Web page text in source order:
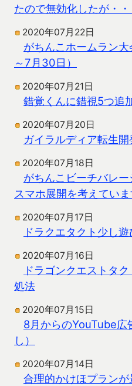
たので無効化したが・・
2020年07月22日
がちんこホームラン
～7月30日）
2020年07月21日
錯覚くんに錯視5つ追
2020年07月20日
ガイラルディア転生開
2020年07月18日
がちんこビーチバレ
スマホ展開を考えてい
2020年07月17日
ドラクエタクト少し
2020年07月16日
ドラゴンクエストタ
処法
2020年07月15日
8月からのYouTube広
し）
2020年07月14日
合理的かけほプラン